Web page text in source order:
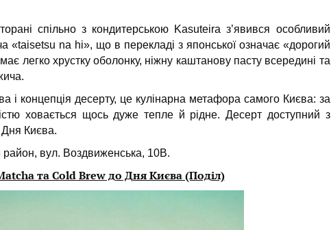
спільно з кондитерською Kasuteira з’явився особливий
«taisetsu na hi», що в перекладі з японської означає «дорогий
легко хрустку оболонку, ніжну каштанову пасту всередині та
і концепція десерту, це кулінарна метафора самого Києва: за
ховається щось дуже тепле й рідне. Десерт доступний з
Дня Києва.
район, вул. Воздвиженська, 10В.
та Cold Brew до Дня Києва (Поділ)